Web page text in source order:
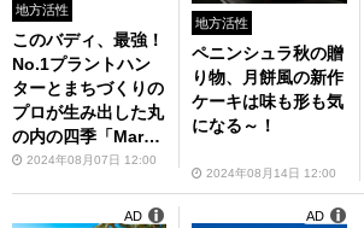
地方活性
このバディ、最強！
No.1プラントハン
ターとまちづくりの
プロが生み出した丸
の内の四季「Marun
ouchi Bloomway」
物園・西畠さんと三
2024年08月07日 12:00
地方活性
ペニンシュラ秋の贈
り物、月餅風の新作
ケーキは味も形も気
になる～！
2024年08月14日 12:00
AD AD